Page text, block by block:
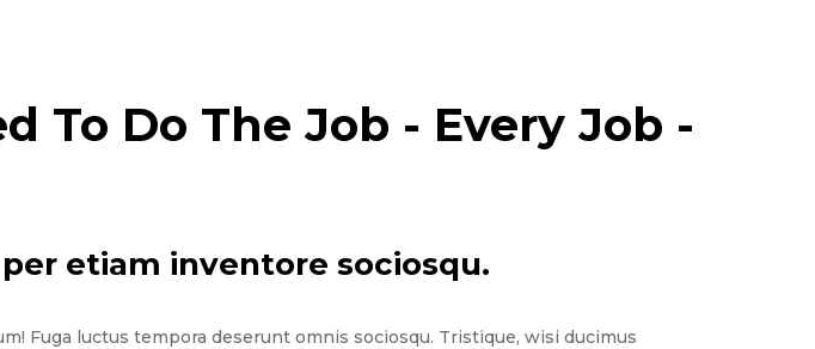
To Do The Job - Every Job -
etiam inventore sociosqu.
Fuga luctus tempora deserunt omnis sociosqu. Tristique, wisi ducimus